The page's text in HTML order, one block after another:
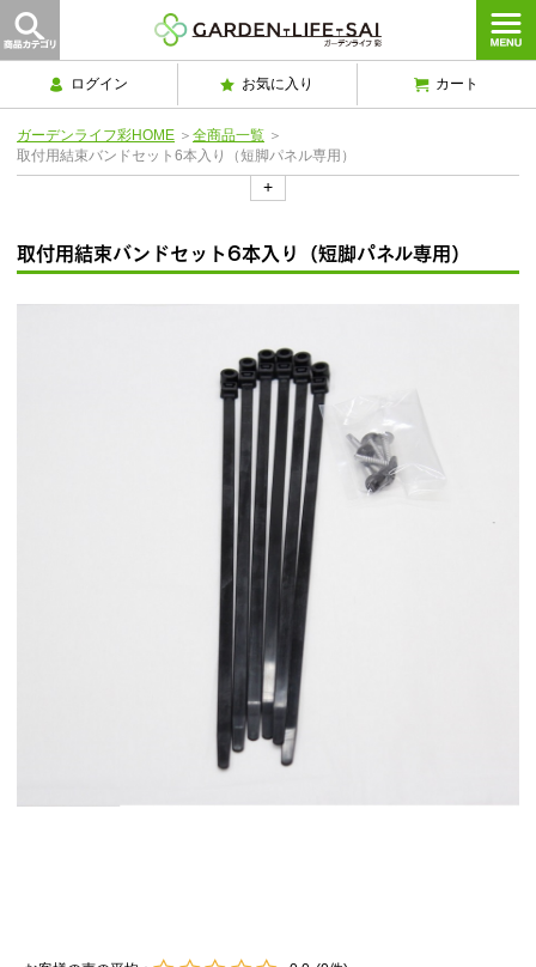
ログイン お気に入り カート
ガーデンライフ彩HOME ＞ 全商品一覧 ＞
取付用結束バンドセット6本入り（短脚パネル専用）
+
取付用結束バンドセット6本入り（短脚パネル専用）